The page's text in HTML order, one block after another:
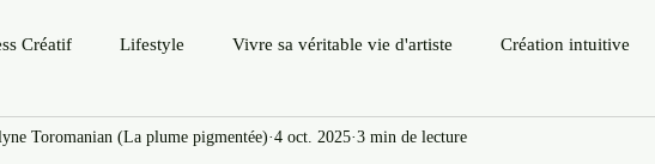
Créatif Lifestyle Vivre sa véritable vie d'artiste Création intuitive
Slow Artpreneur Art Leadership Créatif Exposition
Toromanian (La plume pigmentée) 4 oct. 2025 3 min de lecture